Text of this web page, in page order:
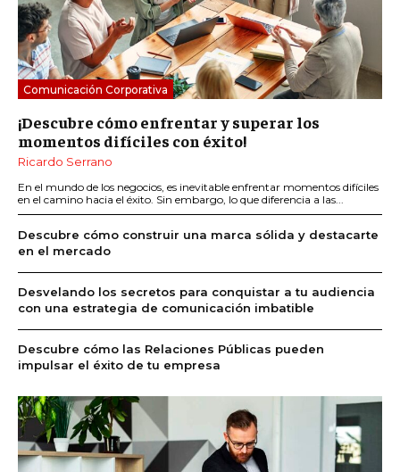
Comunicación Corporativa
¡Descubre cómo enfrentar y superar los
momentos difíciles con éxito!
Ricardo Serrano
En el mundo de los negocios, es inevitable enfrentar momentos difíciles
en el camino hacia el éxito. Sin embargo, lo que diferencia a las...
Descubre cómo construir una marca sólida y destacarte
en el mercado
Desvelando los secretos para conquistar a tu audiencia
con una estrategia de comunicación imbatible
Descubre cómo las Relaciones Públicas pueden
impulsar el éxito de tu empresa